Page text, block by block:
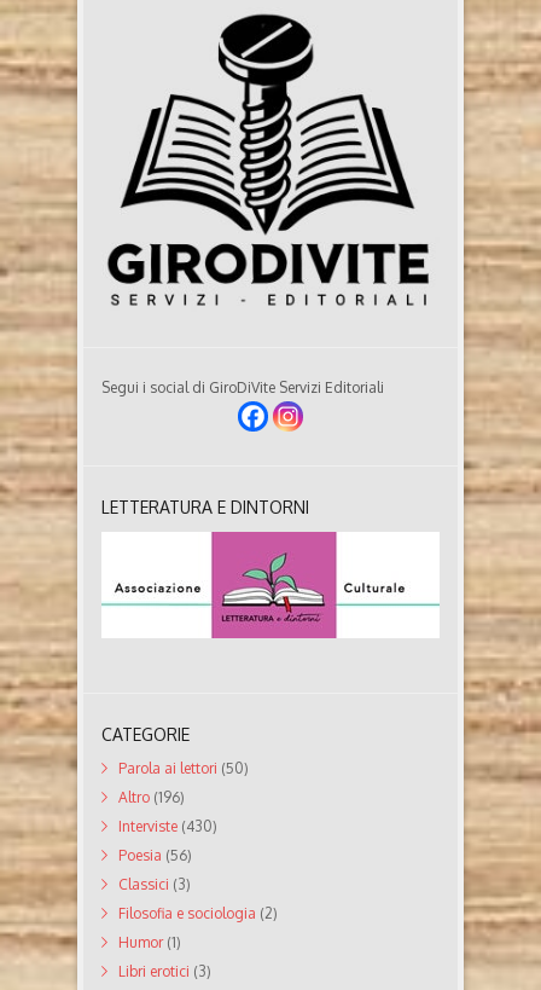
‘LEONARDO DA VINCI E L’UOMO
DEL DISEGNO’ DI LUIGI DE ROSA
Leonardo Da Vinci e l’uomo del disegno di Luigi De
Rosa (2019, Libreria Salvemini) Chi è Luigi De Rosa
Nato a Firenze nel 1995, si è laureato in Storia nel
2018 e in Scienze Storiche nel 2021 all’Università
degli Studi di Firenze. Alla carriera universitaria, si
affianca quella letteraria. Nel 2016 pubblica il suo
primo ..
Segui i social di GiroDiVite Servizi Editoriali
LETTERATURA E DINTORNI
CATEGORIE
Parola ai lettori (50)
Altro (196)
Interviste (430)
Poesia (56)
Classici (3)
Filosofia e sociologia (2)
Humor(1)
Libri erotici (3)